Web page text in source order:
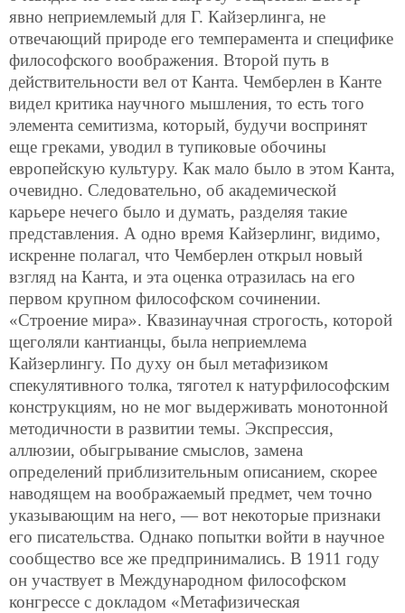
явно неприемлемый для Г. Кайзерлинга, не
отвечающий природе его темперамента и специфике
философского воображения. Второй путь в
действительности вел от Канта. Чемберлен в Канте
видел критика научного мышления, то есть того
элемента семитизма, который, будучи воспринят
еще греками, уводил в тупиковые обочины
европейскую культуру. Как мало было в этом Канта,
очевидно. Следовательно, об академической
карьере нечего было и думать, разделяя такие
представления. А одно время Кайзерлинг, видимо,
искренне полагал, что Чемберлен открыл новый
взгляд на Канта, и эта оценка отразилась на его
первом крупном философском сочинении.
«Строение мира». Квазинаучная строгость, которой
щеголяли кантианцы, была неприемлема
Кайзерлингу. По духу он был метафизиком
спекулятивного толка, тяготел к натурфилософским
конструкциям, но не мог выдерживать монотонной
методичности в развитии темы. Экспрессия,
аллюзии, обыгрывание смыслов, замена
определений приблизительным описанием, скорее
наводящем на воображаемый предмет, чем точно
указывающим на него, — вот некоторые признаки
его писательства. Однако попытки войти в научное
сообщество все же предпринимались. В 1911 году
он участвует в Международном философском
конгрессе с докладом «Метафизическая